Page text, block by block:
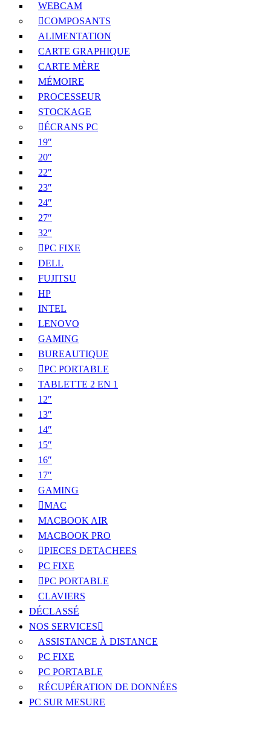
WEBCAM
COMPOSANTS
ALIMENTATION
CARTE GRAPHIQUE
CARTE MÈRE
MÉMOIRE
PROCESSEUR
STOCKAGE
ÉCRANS PC
19″
20″
22″
23″
24″
27″
32″
PC FIXE
DELL
FUJITSU
HP
INTEL
LENOVO
GAMING
BUREAUTIQUE
PC PORTABLE
TABLETTE 2 EN 1
12″
13″
14″
15″
16″
17″
GAMING
MAC
MACBOOK AIR
MACBOOK PRO
PIECES DETACHEES
PC FIXE
PC PORTABLE
CLAVIERS
DÉCLASSÉ
NOS SERVICES
ASSISTANCE À DISTANCE
PC FIXE
PC PORTABLE
RÉCUPÉRATION DE DONNÉES
PC SUR MESURE